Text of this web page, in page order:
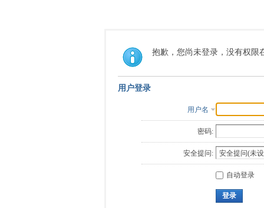
索
抱歉，您尚未登录，没有权限
用户登录
用户名
密码:
安全提问:
自动登录
登录